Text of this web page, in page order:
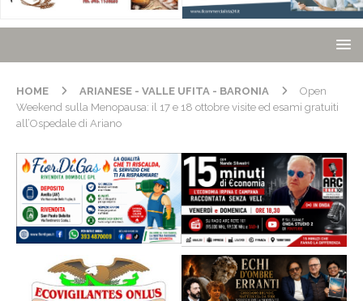
HOME ARIANESE - VALLE UFITA - BARONIA
Open
Weekend sulla Menopausa: il 17 e 18 ottobre visite ed esami gratuiti
all’Ospedale di Ariano